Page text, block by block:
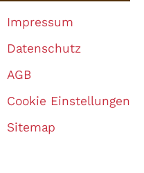
Impressum
Datenschutz
AGB
Cookie Einstellungen
Sitemap